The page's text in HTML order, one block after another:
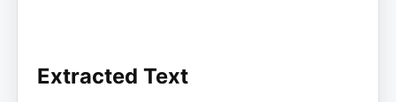
Extracted Text